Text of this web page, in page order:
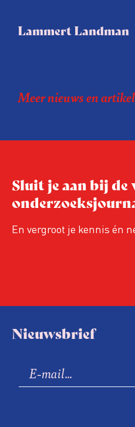
Lammert Landman
Meer nieuws en
Sluit je aan bij de
En vergroot je kennis én
Nieuwsbrief